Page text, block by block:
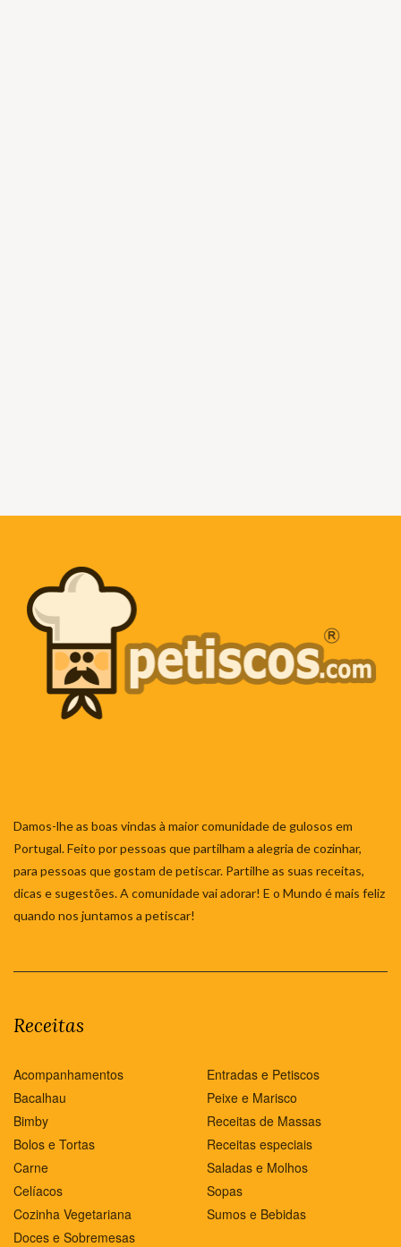
Damos-lhe as boas vindas à maior comunidade de gulosos em
Portugal. Feito por pessoas que partilham a alegria de cozinhar,
para pessoas que gostam de petiscar. Partilhe as suas receitas,
dicas e sugestões. A comunidade vai adorar! E o Mundo é mais feliz
quando nos juntamos a petiscar!
Receitas
Acompanhamentos
Bacalhau
Bimby
Bolos e Tortas
Carne
Celíacos
Cozinha Vegetariana
Doces e Sobremesas
Entradas e Petiscos
Peixe e Marisco
Receitas de Massas
Receitas especiais
Saladas e Molhos
Sopas
Sumos e Bebidas